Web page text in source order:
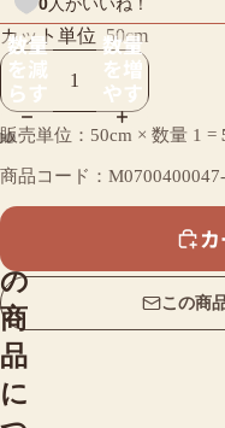
の
商
品
に
カット単位 50cm
数量
を減
らす
数量
を増
やす
販売単位：50cm × 数量 1 =
商品コード：
この商